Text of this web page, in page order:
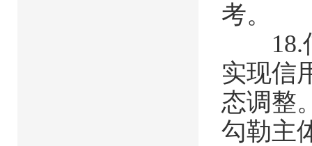
考。
18.信
实现信
态调整
勾勒主